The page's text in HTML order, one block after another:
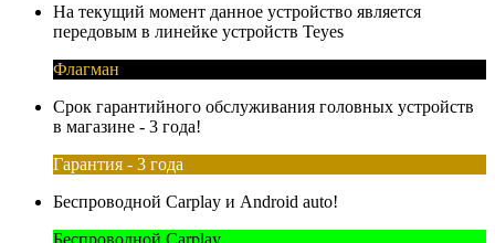
На текущий момент данное устройство является
передовым в линейке устройств Teyes
Флагман
Срок гарантийного обслуживания головных устройств
в магазине - 3 года!
Гарантия - 3 года
Беспроводной Carplay и Android auto!
Беспроводной Carplay